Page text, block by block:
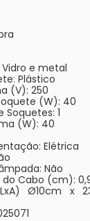
e metal
Plástico
(V): 250
(W): 40
1
(W): 40
Elétrica
Não
Cabo (cm):
Ø10cm x